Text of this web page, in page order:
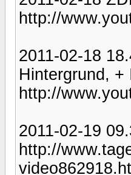
http://
2011-02-18
Hintergrund, +
http://
2011-02-19
http://